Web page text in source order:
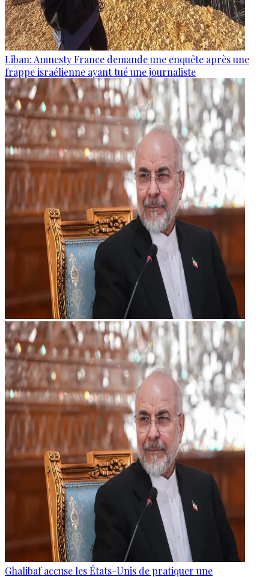
Liban: Amnesty France demande une enquête après une
frappe israélienne ayant tué une journaliste
Ghalibaf accuse les États-Unis de pratiquer une